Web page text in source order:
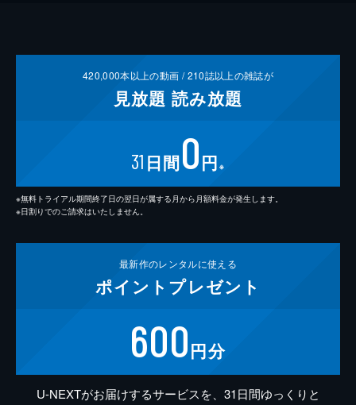
420,000本以上の動画 /210誌以上の雑誌が
見放題 読み放題
31 日間0円 ※
※無料トライアル期間終了日の翌日が属する月から月額料金が発生します。
※日割りでのご請求はいたしません。
最新作のレンタルに使える
ポイント プレゼント
600円分
U-NEXTがお届けするサービスを、31日間ゆっくりと